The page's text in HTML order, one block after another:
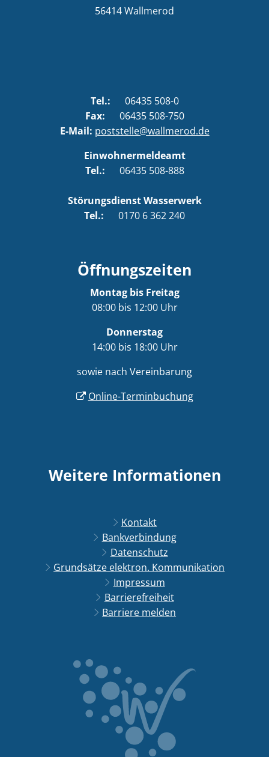
56414Wallmerod
Tel.:
06435 508-0
Fax: 06435 508-750
E-Mail: poststelle@wallmerod.de
Einwohnermeldeamt
Tel.: 06435 508-888
Störungsdienst Wasserwerk
Tel.: 0170 6 362 240
Öffnungszeiten
Montag bis Freitag
08:00 bis 12:00 Uhr
Donnerstag
14:00 bis 18:00 Uhr
sowie nach Vereinbarung
Online-Terminbuchung
Weitere Informationen
Kontakt
Bankverbindung
Datenschutz
Grundsätze elektron. Kommunikation
Impressum
Barrierefreiheit
Barriere melden